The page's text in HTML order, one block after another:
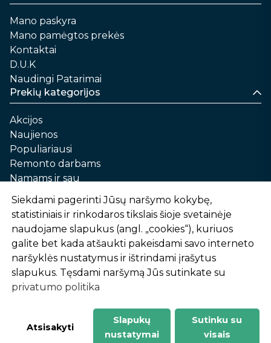
Mano paskyra
Mano pamėgtos prekės
Kontaktai
D.U.K
Naudingi Patarimai
Prekių kategorijos
Akcijos
Naujienos
Populiariausi
Remonto darbams
Namams ir sau
Automobilių priežiūrai
Sodui ir daržui
Informacija
Apie mus
Prekių pirkimo – pardavimo taisyklės
Prekių pristatymas ir atsiėmimas
Garantinis aptarnavimas ir prekių grąžinimas
Privatumo politika
-
1
2
%
n
u
o
l
a
i
d
Siekdami pagerinti Jūsų naršymo kokybę,
statistiniais ir rinkodaros tikslais šioje svetainėje
naudojame slapukus (angl. „cookies“), kuriuos
galite bet kada atšaukti pakeisdami savo interneto
naršyklės nustatymus ir ištrindami įrašytus
slapukus. Tęsdami naršymą Jūs sutinkate su
privatumo politika
Atsisakyti
Slapukų
nustatymai
Sutinku su
visais